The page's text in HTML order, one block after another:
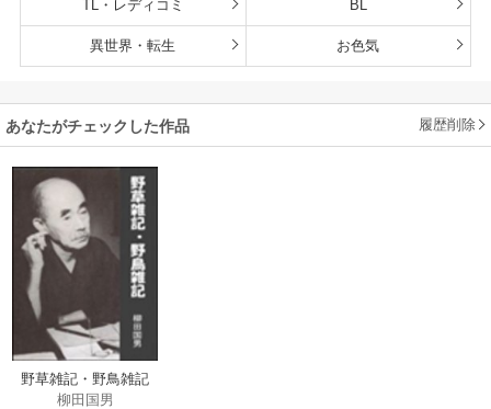
TL・レディコミ BL
異世界・転生 お色気
あなたがチェックした作品 履歴削除
野草雑記・野鳥雑記
柳田国男